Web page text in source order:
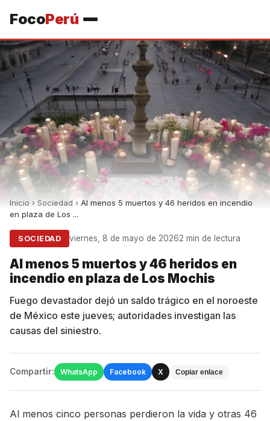
FocoPerú
Inicio › Sociedad › Al menos 5 muertos y 46 heridos en incendio
en plaza de Los ...
SOCIEDAD viernes, 8 de mayo de 20262 min de lectura
Al menos 5 muertos y 46 heridos en
incendio en plaza de Los Mochis
Fuego devastador dejó un saldo trágico en el noroeste
de México este jueves; autoridades investigan las
causas del siniestro.
Compartir: WhatsApp Facebook X Copiar enlace
Al menos cinco personas perdieron la vida y otras 46